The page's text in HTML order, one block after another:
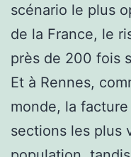
scénario le plus
de la France, le
près de 200 fois
Et à Rennes,
monde, la
sections les plus